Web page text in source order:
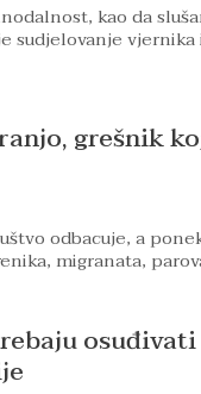
kao da
sudjelovanje
grešnik
odbacuje, a
migranata,